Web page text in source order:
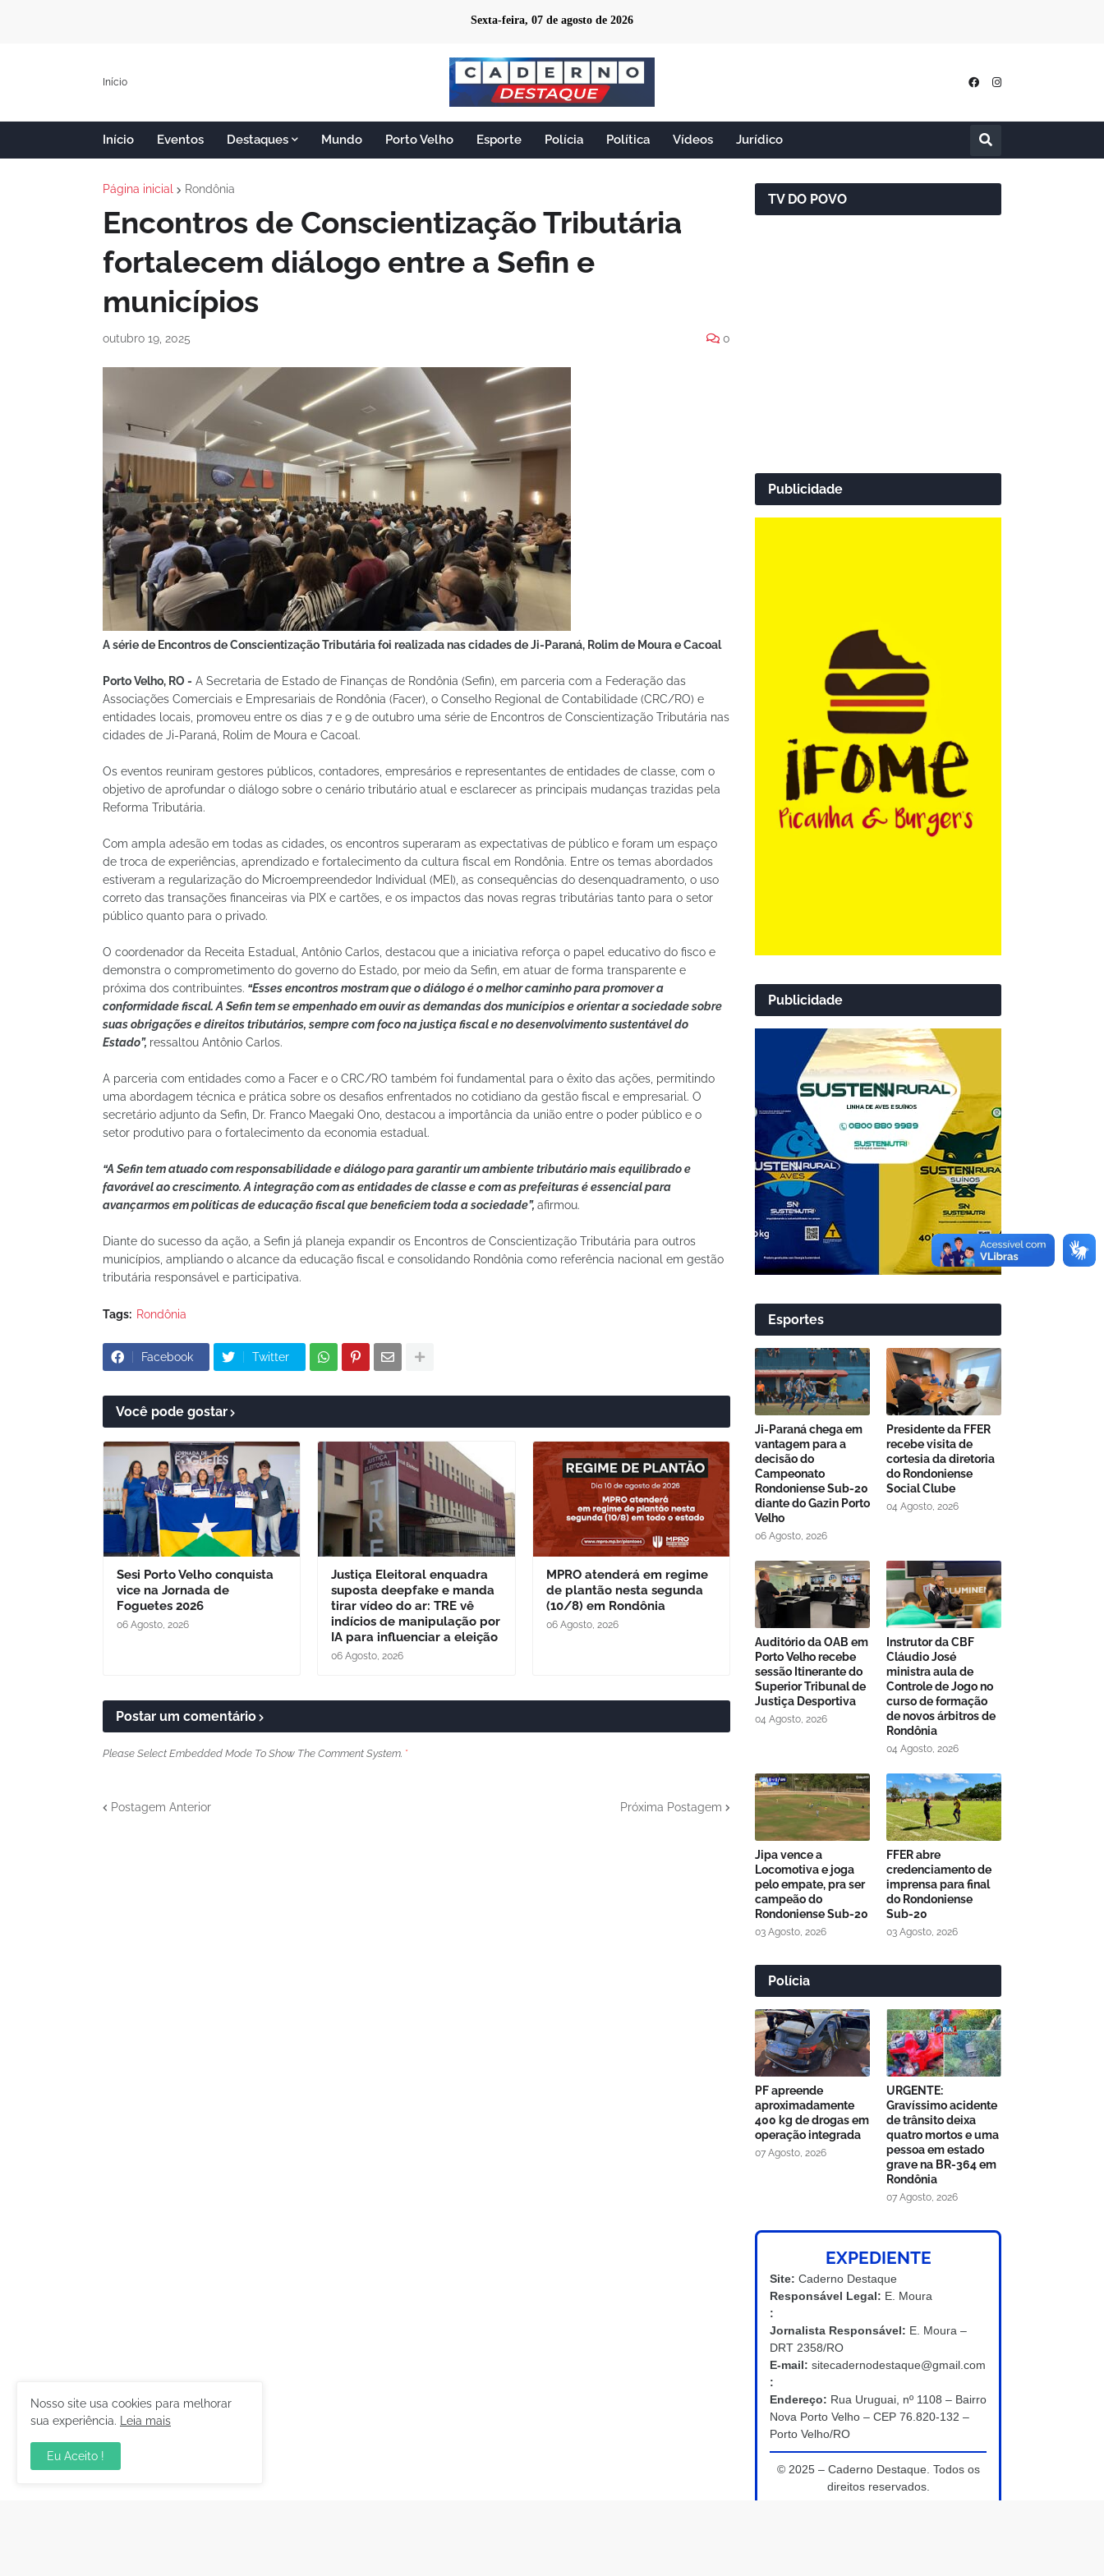
Sexta-feira, 07 de agosto de 2026
Início
Início Eventos Destaques Mundo Porto Velho Esporte Polícia Política Vídeos Jurídico
Página inicial Rondônia
Encontros de Conscientização Tributária
fortalecem diálogo entre a Sefin e
municípios
outubro 19, 2025 0
A série de Encontros de Conscientização Tributária foi realizada nas cidades de Ji-Paraná, Rolim de Moura e Cacoal
Porto Velho, RO - A Secretaria de Estado de Finanças de Rondônia (Sefin), em parceria com a Federação das
Associações Comerciais e Empresariais de Rondônia (Facer), o Conselho Regional de Contabilidade (CRC/RO) e
entidades locais, promoveu entre os dias 7 e 9 de outubro uma série de Encontros de Conscientização Tributária nas
cidades de Ji-Paraná, Rolim de Moura e Cacoal.
Os eventos reuniram gestores públicos, contadores, empresários e representantes de entidades de classe, com o
objetivo de aprofundar o diálogo sobre o cenário tributário atual e esclarecer as principais mudanças trazidas pela
Reforma Tributária.
Com ampla adesão em todas as cidades, os encontros superaram as expectativas de público e foram um espaço
de troca de experiências, aprendizado e fortalecimento da cultura fiscal em Rondônia. Entre os temas abordados
estiveram a regularização do Microempreendedor Individual (MEI), as consequências do desenquadramento, o uso
correto das transações financeiras via PIX e cartões, e os impactos das novas regras tributárias tanto para o setor
público quanto para o privado.
O coordenador da Receita Estadual, Antônio Carlos, destacou que a iniciativa reforça o papel educativo do fisco e
demonstra o comprometimento do governo do Estado, por meio da Sefin, em atuar de forma transparente e
próxima dos contribuintes. “Esses encontros mostram que o diálogo é o melhor caminho para promover a
conformidade fiscal. A Sefin tem se empenhado em ouvir as demandas dos municípios e orientar a sociedade sobre
suas obrigações e direitos tributários, sempre com foco na justiça fiscal e no desenvolvimento sustentável do
Estado”, ressaltou Antônio Carlos.
A parceria com entidades como a Facer e o CRC/RO também foi fundamental para o êxito das ações, permitindo
uma abordagem técnica e prática sobre os desafios enfrentados no cotidiano da gestão fiscal e empresarial. O
secretário adjunto da Sefin, Dr. Franco Maegaki Ono, destacou a importância da união entre o poder público e o
setor produtivo para o fortalecimento da economia estadual.
“A Sefin tem atuado com responsabilidade e diálogo para garantir um ambiente tributário mais equilibrado e
favorável ao crescimento. A integração com as entidades de classe e com as prefeituras é essencial para
avançarmos em políticas de educação fiscal que beneficiem toda a sociedade”, afirmou.
Diante do sucesso da ação, a Sefin já planeja expandir os Encontros de Conscientização Tributária para outros
municípios, ampliando o alcance da educação fiscal e consolidando Rondônia como referência nacional em gestão
tributária responsável e participativa.
Tags: Rondônia
Facebook Twitter
Você pode gostar
Sesi Porto Velho conquista
vice na Jornada de
Foguetes 2026
06 Agosto, 2026
Justiça Eleitoral enquadra
suposta deepfake e manda
tirar vídeo do ar: TRE vê
indícios de manipulação por
IA para influenciar a eleição
06 Agosto, 2026
MPRO atenderá em regime
de plantão nesta segunda
(10/8) em Rondônia
06 Agosto, 2026
Postar um comentário
Please Select Embedded Mode To Show The Comment System. *
Postagem Anterior Próxima Postagem
TV DO POVO
Publicidade
Publicidade
Esportes
Ji-Paraná chega em
vantagem para a
decisão do
Campeonato
Rondoniense Sub-20
diante do Gazin Porto
Velho
06 Agosto, 2026
Presidente da FFER
recebe visita de
cortesia da diretoria
do Rondoniense
Social Clube
04 Agosto, 2026
Auditório da OAB em
Porto Velho recebe
sessão Itinerante do
Superior Tribunal de
Justiça Desportiva
04 Agosto, 2026
Instrutor da CBF
Cláudio José
ministra aula de
Controle de Jogo no
curso de formação
de novos árbitros de
Rondônia
04 Agosto, 2026
Jipa vence a
Locomotiva e joga
pelo empate, pra ser
campeão do
Rondoniense Sub-20
03 Agosto, 2026
FFER abre
credenciamento de
imprensa para final
do Rondoniense
Sub-20
03 Agosto, 2026
Polícia
PF apreende
aproximadamente
400 kg de drogas em
operação integrada
07 Agosto, 2026
URGENTE:
Gravíssimo acidente
de trânsito deixa
quatro mortos e uma
pessoa em estado
grave na BR-364 em
Rondônia
07 Agosto, 2026
EXPEDIENTE
Site: Caderno Destaque
Responsável Legal: E. Moura
:
Jornalista Responsável: E. Moura –
DRT 2358/RO
E-mail: sitecadernodestaque@gmail.com
:
Endereço: Rua Uruguai, nº 1108 – Bairro
Nova Porto Velho – CEP 76.820-132 –
Porto Velho/RO
© 2025 – Caderno Destaque. Todos os
direitos reservados.
Nosso site usa cookies para melhorar
sua experiência.
Leia mais
Eu Aceito !